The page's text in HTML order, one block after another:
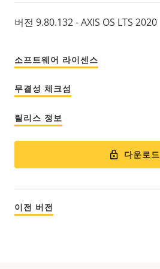
버전 9.80.132 - AXIS OS LTS 2020
소프트웨어 라이센스
무결성 체크섬
릴리스 정보
다운로드
이전 버전